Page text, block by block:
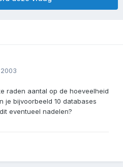
raden aantal op de hoeveelheid
je bijvoorbeeld 10 databases
eventueel nadelen?